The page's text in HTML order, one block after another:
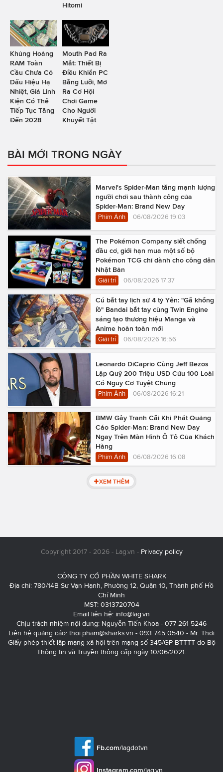
Hitomi
Khủng Hoảng
RAM Toàn
Cầu Chưa Có
Dấu Hiệu Hạ
Nhiệt, Giá Linh
Kiện Có Thể
Tiếp Tục Tăng
Đến 2028
Mouth Pad Ra
Mắt: Thiết Bị
Điều Khiển PC
Bằng Lưỡi, Mở
Ra Cơ Hội
Chơi Game
Cho Người
Khuyết Tật
BÀI MỚI TRONG NGÀY
Marvel's Spider-Man tăng mạnh lượng
người chơi sau thành công của
Spider-Man: Brand New Day
Phim Ảnh 06/08/2026 19:03
The Pokémon Company siết chống
đầu cơ, giới hạn mua một số bộ
Pokémon TCG chỉ dành cho công dân
Nhật Bản
Giải trí 06/08/2026 17:37
Cú bắt tay lịch sử 4 tỷ Yên: "Gã khổng
lồ" Bandai bắt tay cùng Twin Engine
sáng tạo thương hiệu Manga và
Anime hoàn toàn mới
Giải trí 06/08/2026 16:56
Leonardo DiCaprio Cùng Jeff Bezos
Lập Quỹ 200 Triệu USD Cứu 100 Loài
Có Nguy Cơ Tuyệt Chủng
Phim Ảnh 06/08/2026 16:21
BMW Gây Tranh Cãi Khi Phát Quảng
Cáo Spider-Man: Brand New Day
Ngay Trên Màn Hình Ô Tô Của Khách
Hàng
Phim Ảnh 06/08/2026 16:08
XEM THÊM
Copyright 2017 - 2026 - Lag.vn - Privacy policy
CÔNG TY CỔ PHẦN WHITE SHARK
Địa chỉ: 780/14B Sư Vạn Hạnh, Phường 12, Quận 10, Thành phố Hồ
Chí Minh
MST: 0313720704
Email liên hệ: info@lag.vn
Chịu trách nhiệm nội dung: Nguyễn Tiến Khoa - 077 261 5246
Liên hệ quảng cáo: thoi.pham@sharks.vn - 093 745 0540 - Mr. Thơi
Giấy phép thiết lập mạng xã hội trên mạng số 345/GP-BTTTT do Bộ
Thông tin và Truyền thông cấp ngày 10/06/2021.
Fb.com/lagdotvn
Instagram.com/lag.vn